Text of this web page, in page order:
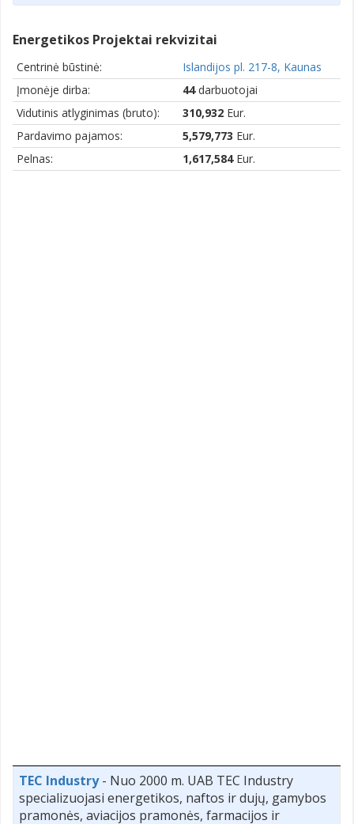
Energetikos Projektai rekvizitai
Centrinė būstinė:
Islandijos pl. 217-8, Kaunas
Įmonėje dirba:
44darbuotojai
Vidutinis atlyginimas (bruto):
310,932 Eur.
Pardavimo pajamos:
5,579,773 Eur.
Pelnas:
1,617,584Eur.
TEC Industry- Nuo 2000 m. UAB TEC Industry
specializuojasi energetikos, naftos ir dujų, gamybos
pramonės, aviacijos pramonės, farmacijos ir